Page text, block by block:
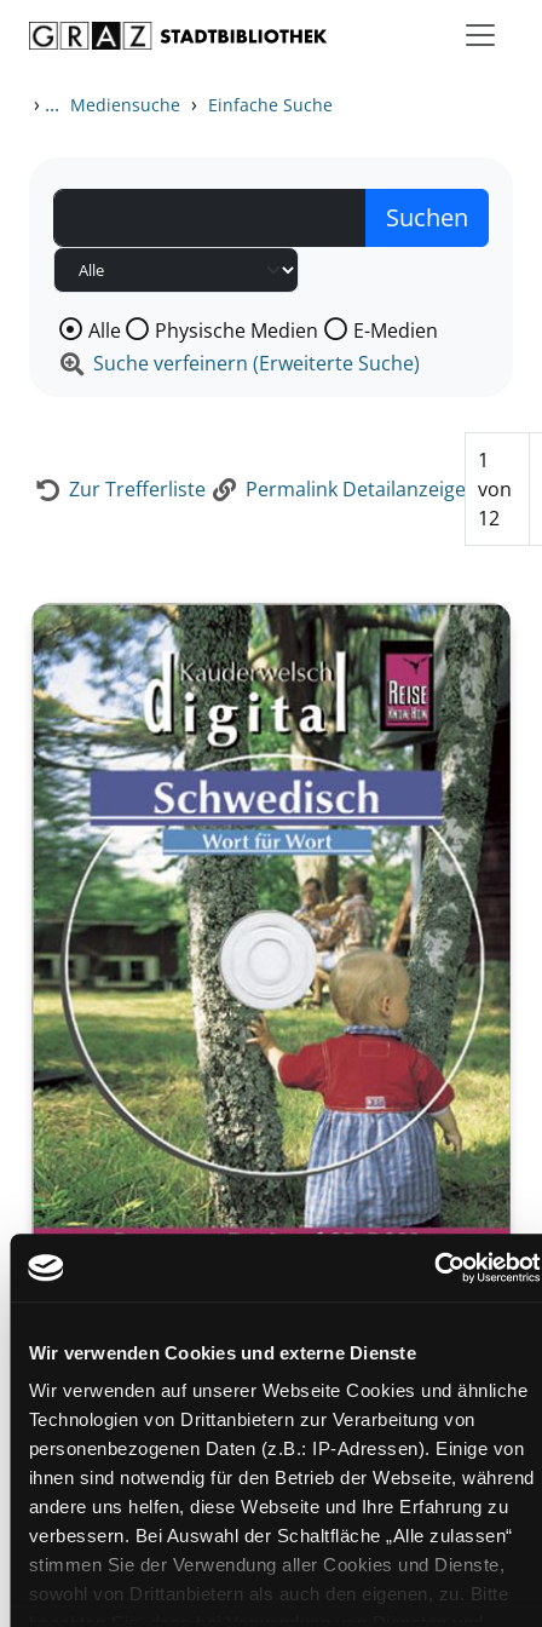
Wir verwenden Cookies und externe Dienste
Wir verwenden auf unserer Webseite Cookies und ähnliche
Technologien von Drittanbietern zur Verarbeitung von
personenbezogenen Daten (z.B.: IP-Adressen). Einige von
ihnen sind notwendig für den Betrieb der Webseite, während
andere uns helfen, diese Webseite und Ihre Erfahrung zu
verbessern. Bei Auswahl der Schaltfläche „Alle zulassen“
stimmen Sie der Verwendung aller Cookies und Dienste,
sowohl von Drittanbietern als auch den eigenen, zu. Bitte
› ... Mediensuche › Einfache Suche
Wählen Sie die Medienart nach der Sie suchen wollen.
Alle Physische Medien
E-Medien
Suche verfeinern (Erweiterte Suche)
Zur Trefferliste Permalink Detailanzeige
1
von
12
Schwedisch
Wort für Wort
Mediengruppe:eBook
Verfasser:Suche nach diesem Verfasser
Werner, Klaus;Daude, Karl-Axel
Beschreibung ein-/ausblenden
Mehr Informationen ein-/ausblenden